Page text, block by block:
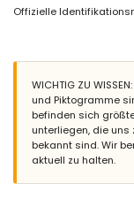
Klimatisiertes
3 klimatisierte
En-suite
und Toilette
En-suite
und Toilette
En-suite
2 Badezimmer
Offizielle
WICHTIG ZU
und Piktogramme
befinden sich
unterliegen, die
bekannt sind. Wir
aktuell zu halten.